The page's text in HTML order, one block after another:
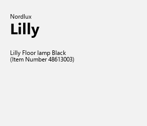
Nordlux
Lilly
Lilly Floor lamp Black
(Item Number 48613003)